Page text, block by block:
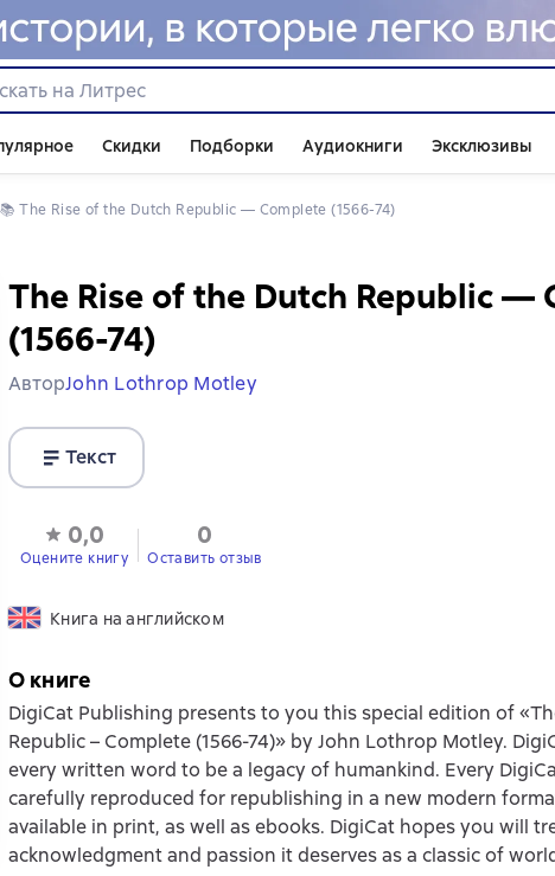
Скидки Подборки Аудиокниги Эксклюзивы
📚 The Rise of the Dutch Republic — Complete (1566-74)
The Rise of the Dutch Republic —
(1566-74)
АвторJohn Lothrop Motley
Текст
0,0
Оцените книгу
0
Оставить отзыв
Книга на английском
О книге
DigiCat Publishing presents to you this special edition of
Republic – Complete (1566-74)» by John Lothrop Motley.
every written word to be a legacy of humankind. Every
carefully reproduced for republishing in a new modern
available in print, as well as ebooks. DigiCat hopes you will
acknowledgment and passion it deserves as a classic of